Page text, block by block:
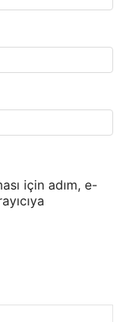
için adım, e-